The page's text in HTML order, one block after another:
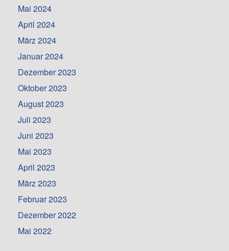
Mai 2024
April 2024
März 2024
Januar 2024
Dezember 2023
Oktober 2023
August 2023
Juli 2023
Juni 2023
Mai 2023
April 2023
März 2023
Februar 2023
Dezember 2022
Mai 2022